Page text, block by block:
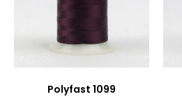
Polyfast 1099